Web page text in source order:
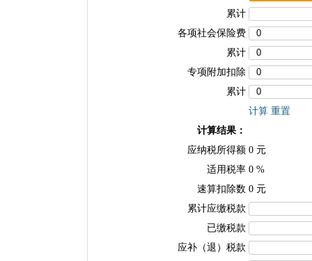
累计
各项社会保险费
累计
专项附加扣除
累计
计算 重置
计算结果：
应纳税所得额 0 元
适用税率 0 %
速算扣除数 0 元
累计应缴税款
已缴税款
应补（退）税款